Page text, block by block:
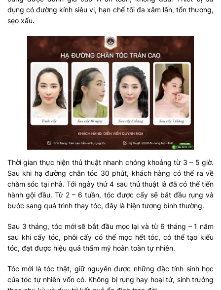
dụng có đường kính siêu vi, hạn chế tối đa xâm lấn, tổn thương,
sẹo xấu.
Thời gian thực hiện thủ thuật nhanh chóng khoảng từ 3 – 5 giờ.
Sau khi hạ đường chân tóc 30 phút, khách hàng có thể ra về
chăm sóc tại nhà. Tới ngày thứ 4 sau thủ thuật là đã có thể tiến
hành gội đầu. Từ 2 – 6 tuần, tóc được cấy sẽ bắt đầu rụng và
bước sang quá trình thay tóc, đây là hiện tượng bình thường.
Sau 3 tháng, tóc mới sẽ bắt đầu mọc lại và từ 6 tháng – 1 năm
sau khi cấy tóc, phôi cấy có thể mọc hết tóc, có thể tạo kiểu
tóc, đạt được hiệu quả thẩm mỹ hoàn toàn tự nhiên.
Tóc mới là tóc thật, giữ nguyên được những đặc tính sinh học
của tóc tự nhiên vốn có. Không bị rụng hay hoại tử, sinh trưởng